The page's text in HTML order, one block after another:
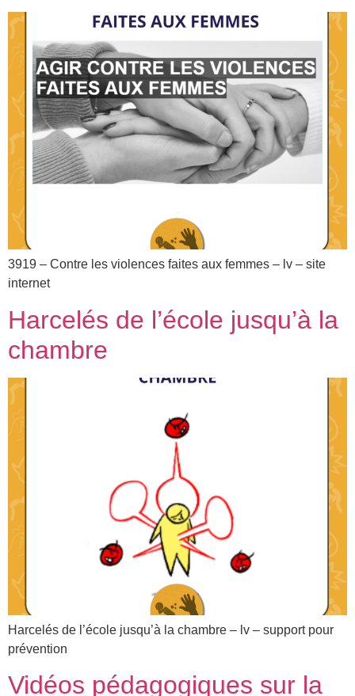
3919 – Contre les violences faites aux femmes – lv – site
internet
Harcelés de l’école jusqu’à la
chambre
Harcelés de l’école jusqu’à la chambre – lv – support pour
prévention
Vidéos pédagogiques sur la